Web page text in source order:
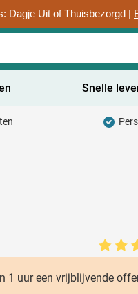
Dagje Uit of Thuisbezorgd |
Snelle
1 uur een vrijblijvende